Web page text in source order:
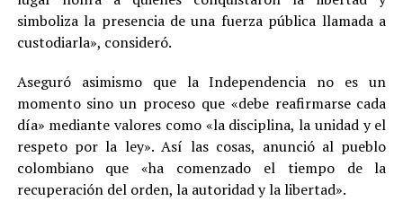
simboliza la presencia de una fuerza pública llamada a
custodiarla», consideró.
Aseguró asimismo que la Independencia no es un
momento sino un proceso que «debe reafirmarse cada
día» mediante valores como «la disciplina, la unidad y el
respeto por la ley». Así las cosas, anunció al pueblo
colombiano que «ha comenzado el tiempo de la
recuperación del orden, la autoridad y la libertad».